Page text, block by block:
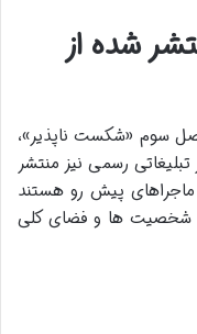
شده از
سوم «شکست ناپذیر»،
تبلیغاتی رسمی نیز منتشر
ماجراهای پیش رو هستند
شخصیت ها و فضای کلی